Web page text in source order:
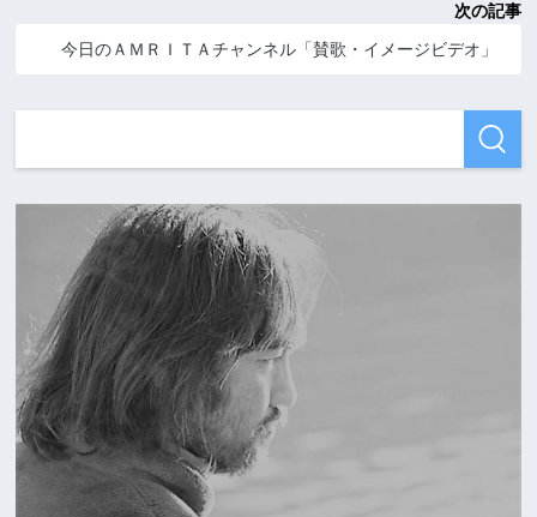
次の記事
今日のＡＭＲＩＴＡチャンネル「賛歌・イメージビデオ」